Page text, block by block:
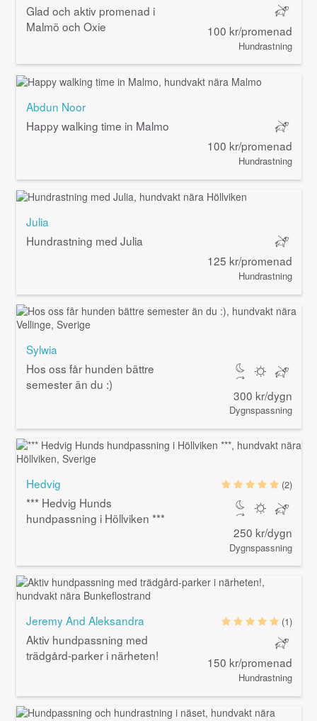
Glad och aktiv promenad i
Malmö och Oxie
100 kr/promenad
Hundrastning
Abdun Noor
Happy walking time in Malmo
100 kr/promenad
Hundrastning
Julia
Hundrastning med Julia
125 kr/promenad
Hundrastning
Sylwia
Hos oss får hunden bättre
semester än du :)
300 kr/dygn
Dygnspassning
Hedvig
*** Hedvig Hunds
hundpassning i Höllviken ***
(2)
250 kr/dygn
Dygnspassning
Jeremy And Aleksandra
Aktiv hundpassning med
trädgård-parker i närheten!
(1)
150 kr/promenad
Hundrastning